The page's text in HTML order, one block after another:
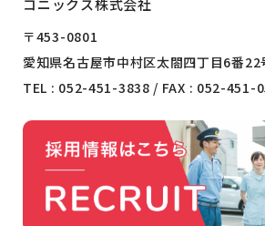
コニックス株式会社
〒453-0801
愛知県名古屋市中村区太閤四丁目6番22
TEL : 052-451-3838 / FAX : 052-451-